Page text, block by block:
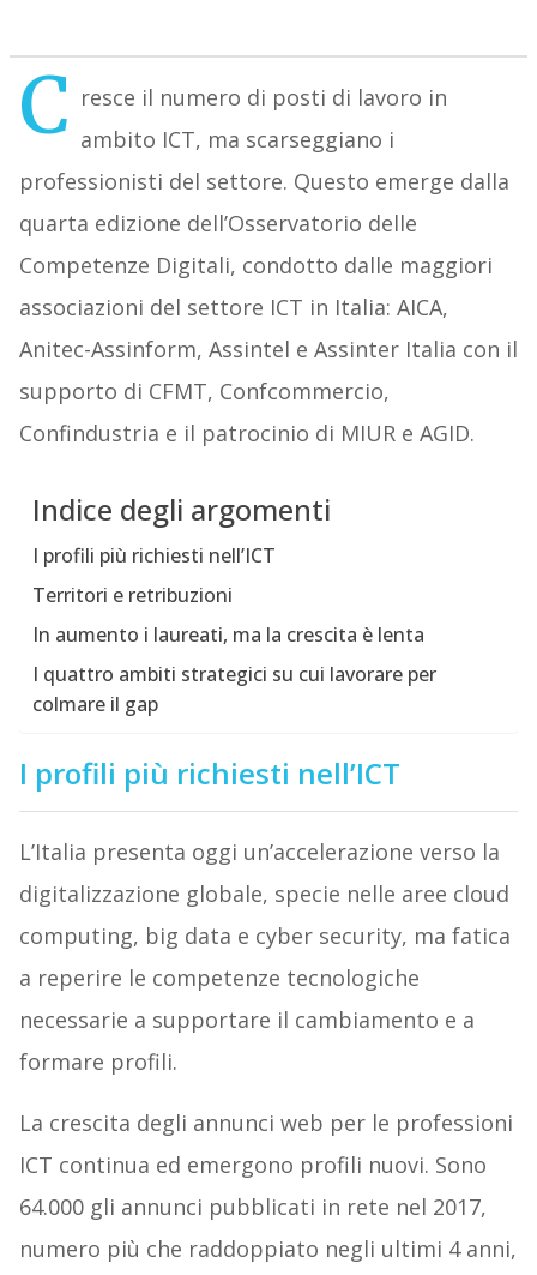
C resce il numero di posti di lavoro in
ambito ICT, ma scarseggiano i
professionisti del settore. Questo emerge dalla
quarta edizione dell’Osservatorio delle
Competenze Digitali, condotto dalle maggiori
associazioni del settore ICT in Italia: AICA,
Anitec-Assinform, Assintel e Assinter Italia con il
supporto di CFMT, Confcommercio,
Confindustria e il patrocinio di MIUR e AGID.
Indice degli argomenti
I profili più richiesti nell’ICT
Territori e retribuzioni
In aumento i laureati, ma la crescita è lenta
I quattro ambiti strategici su cui lavorare per
colmare il gap
I profili più richiesti nell’ICT
L’Italia presenta oggi un’accelerazione verso la
digitalizzazione globale, specie nelle aree cloud
computing, big data e cyber security, ma fatica
a reperire le competenze tecnologiche
necessarie a supportare il cambiamento e a
formare profili.
La crescita degli annunci web per le professioni
ICT continua ed emergono profili nuovi. Sono
64.000 gli annunci pubblicati in rete nel 2017,
numero più che raddoppiato negli ultimi 4 anni,